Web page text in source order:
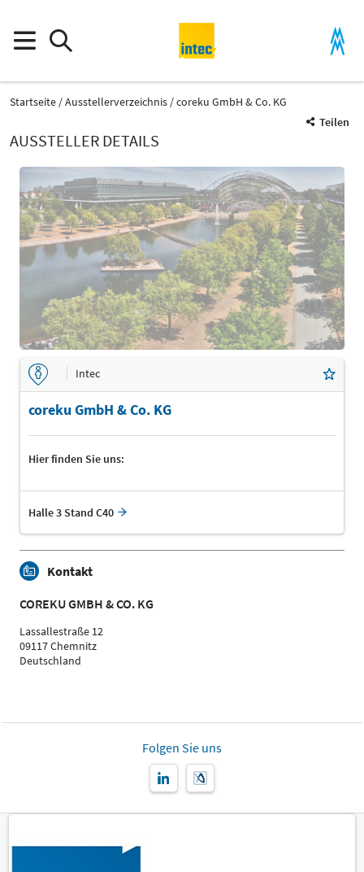
Startseite Ausstellerverzeichnis
coreku GmbH & Co. KG
Teilen
AUSSTELLER DETAILS
Intec
coreku GmbH & Co. KG
Hier finden Sie uns:
Halle 3 Stand C40
Kontakt
COREKU GMBH & CO. KG
Lassallestraße 12
09117 Chemnitz
Deutschland
Folgen Sie uns